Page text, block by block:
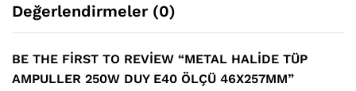
Değerlendirmeler (0)
BE THE FIRST TO REVIEW “METAL HALIDE TÜP
AMPULLER 250W DUY E40 ÖLÇÜ 46X257MM”